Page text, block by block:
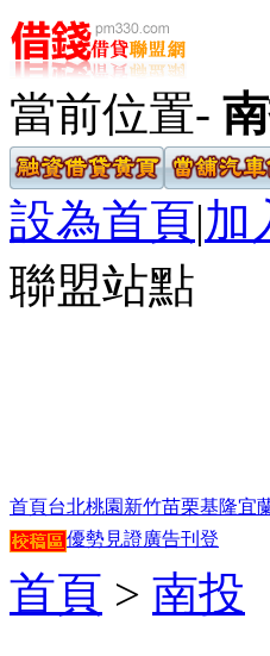
當前位置-
設為首頁|加
聯盟站點
首頁台北桃園 新竹苗栗基隆宜
優勢見證廣告刊登
首頁 > 南投